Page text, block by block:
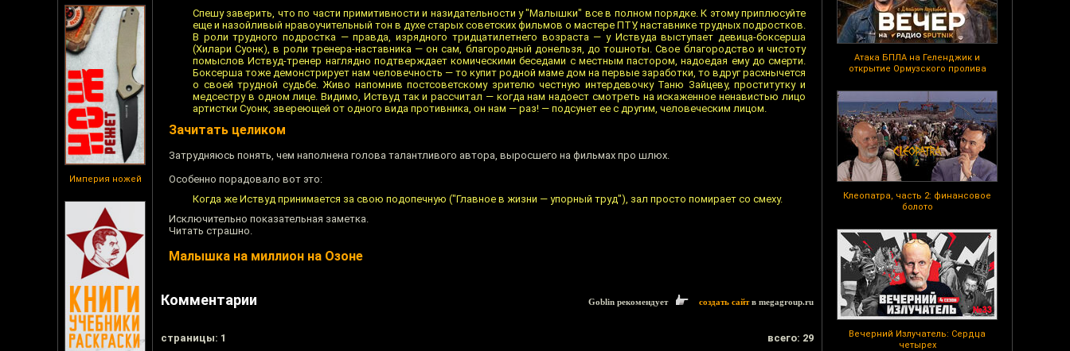
Империя ножей
Атака БПЛА на Геленджик и
открытие Ормузского пролива
Клеопатра, часть 2: финансовое
болото
Вечерний Излучатель: Сердца
четырех
Спешу заверить, что по части примитивности и назидательности у "Малышки" все в полном порядке. К этому приплюсуйте
еще и назойливый нравоучительный тон в духе старых советских фильмов о мастере ПТУ, наставнике трудных подростков.
В роли трудного подростка — правда, изрядного тридцатилетнего возраста — у Иствуда выступает девица-боксерша
(Хилари Суонк), в роли тренера-наставника — он сам, благородный донельзя, до тошноты. Свое благородство и чистоту
помыслов Иствуд-тренер наглядно подтверждает комическими беседами с местным пастором, надоедая ему до смерти.
Боксерша тоже демонстрирует нам человечность — то купит родной маме дом на первые заработки, то вдруг расхнычется
о своей трудной судьбе. Живо напомнив постсоветскому зрителю честную интердевочку Таню Зайцеву, проститутку и
медсестру в одном лице. Видимо, Иствуд так и рассчитал — когда нам надоест смотреть на искаженное ненавистью лицо
артистки Суонк, звереющей от одного вида противника, он нам — раз! — подсунет ее с другим, человеческим лицом.
Зачитать целиком
Затрудняюсь понять, чем наполнена голова талантливого автора, выросшего на фильмах про шлюх.
Особенно порадовало вот это:
Когда же Иствуд принимается за свою подопечную ("Главное в жизни — упорный труд"), зал просто помирает со смеху.
Исключительно показательная заметка.
Читать страшно.
Малышка на миллион на Озоне
Комментарии Goblin рекомендует создать сайтв megagroup.ru
cтраницы: 1 всего: 29